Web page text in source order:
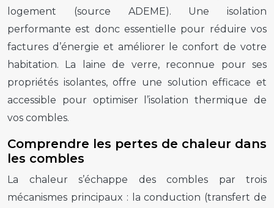
logement (source ADEME). Une isolation
performante est donc essentielle pour réduire vos
factures d’énergie et améliorer le confort de votre
habitation. La laine de verre, reconnue pour ses
propriétés isolantes, offre une solution efficace et
accessible pour optimiser l’isolation thermique de
vos combles.
Comprendre les pertes de chaleur dans
les combles
La chaleur s’échappe des combles par trois
mécanismes principaux : la conduction (transfert de